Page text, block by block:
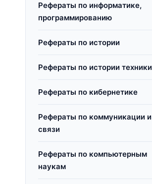
Рефераты по информатике,
программированию
Рефераты по истории
Рефераты по истории техники
Рефераты по кибернетике
Рефераты по коммуникации и
связи
Рефераты по компьютерным
наукам